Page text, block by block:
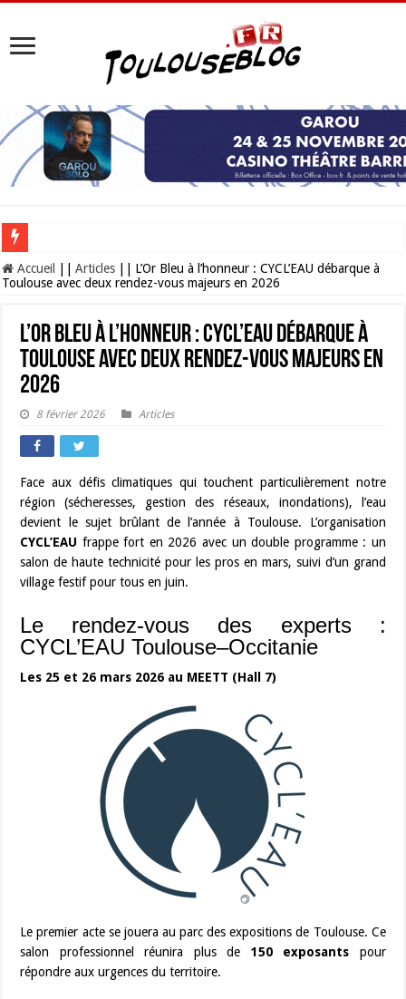
Les Nocturnes de la Cité de l’espace 2026 : l’événement incontournable de
Accueil Articles
L’Or Bleu à l’honneur : CYCL’EAU débarque à
Toulouse avec deux rendez-vous majeurs en 2026
L’Or Bleu à l’honneur : CYCL’EAU débarque à
Toulouse avec deux rendez-vous majeurs en
2026
8 février 2026 Articles
Face aux défis climatiques qui touchent particulièrement notre
région (sécheresses, gestion des réseaux, inondations), l’eau
devient le sujet brûlant de l’année à Toulouse. L’organisation
CYCL’EAU frappe fort en 2026 avec un double programme : un
salon de haute technicité pour les pros en mars, suivi d’un grand
village festif pour tous en juin.
Le rendez-vous des experts :
CYCL’EAU Toulouse–Occitanie
Les 25 et 26 mars 2026 au MEETT (Hall 7)
Le premier acte se jouera au parc des expositions de Toulouse. Ce
salon professionnel réunira plus de 150 exposants pour
répondre aux urgences du territoire.